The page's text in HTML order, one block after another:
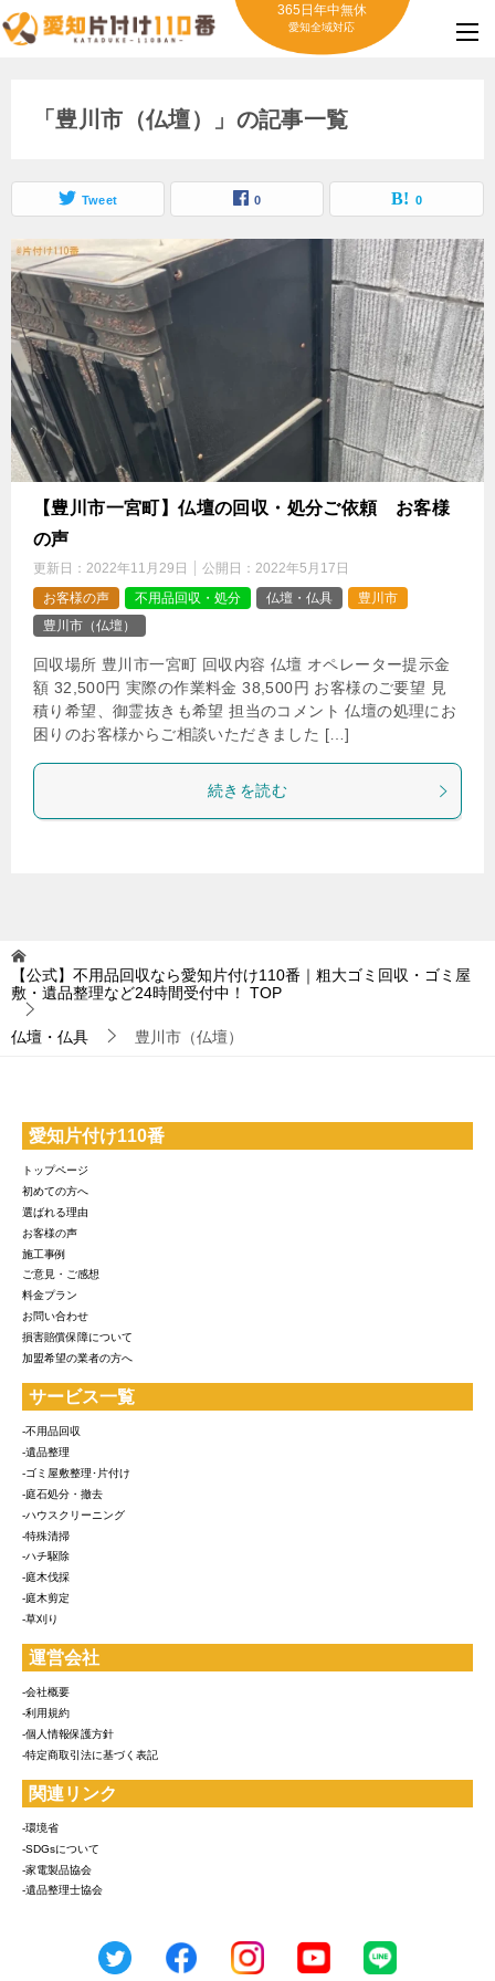
365日年中無休
愛知全域対応
「豊川市（仏壇）」の記事一覧
Tweet 0 0
【豊川市一宮町】仏壇の回収・処分ご依頼 お客様
の声
更新日： 2022年11月29日 公開日： 2022年5月17日
お客様の声
不用品回収・処分 仏壇・仏具
豊川市
豊川市（仏壇）
回収場所 豊川市一宮町 回収内容 仏壇 オペレーター提示金
額 32,500円 実際の作業料金 38,500円 お客様のご要望 見
積り希望、御霊抜きも希望 担当のコメント 仏壇の処理にお
困りのお客様からご相談いただきました […]
続きを読む
【公式】不用品回収なら愛知片付け110番｜粗大ゴミ回収・ゴミ屋
敷・遺品整理など24時間受付中！
TOP
仏壇・仏具 豊川市（仏壇）
愛知片付け110番
トップページ
初めての方へ
選ばれる理由
お客様の声
施工事例
ご意見・ご感想
料金プラン
お問い合わせ
損害賠償保障について
加盟希望の業者の方へ
サービス一覧
-不用品回収
-遺品整理
-ゴミ屋敷整理･片付け
-庭石処分・撤去
-ハウスクリーニング
-特殊清掃
-ハチ駆除
-庭木伐採
-庭木剪定
-草刈り
運営会社
-会社概要
-利用規約
-個人情報保護方針
-特定商取引法に基づく表記
関連リンク
-環境省
-SDGsについて
-家電製品協会
-遺品整理士協会